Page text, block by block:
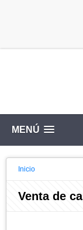
MENÚ
Inicio
Venta de